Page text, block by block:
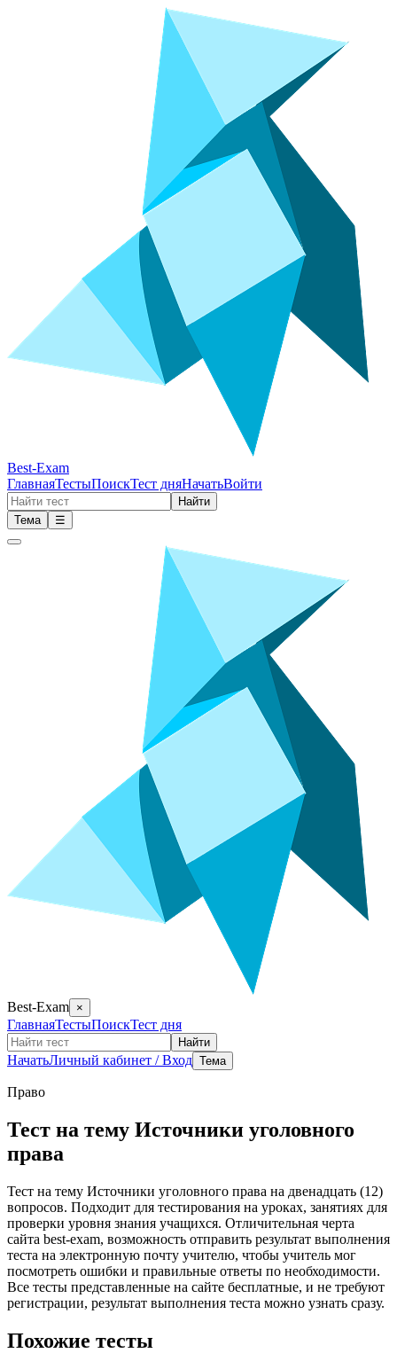
Best-Exam
ГлавнаяТестыПоискТест дняНачатьВойти
Найти
Тема
☰
Best-Exam ×
ГлавнаяТестыПоискТест дня
Найти
НачатьЛичный кабинет / Вход Тема
Право
Тест на тему Источники уголовного
права
Тест на тему Источники уголовного права на двенадцать (12)
вопросов. Подходит для тестирования на уроках, занятиях для
проверки уровня знания учащихся. Отличительная черта
сайта best-exam, возможность отправить результат выполнения
теста на электронную почту учителю, чтобы учитель мог
посмотреть ошибки и правильные ответы по необходимости.
Все тесты представленные на сайте бесплатные, и не требуют
регистрации, результат выполнения теста можно узнать сразу.
Похожие тесты